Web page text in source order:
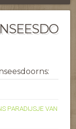
PARADIJSJE VAN